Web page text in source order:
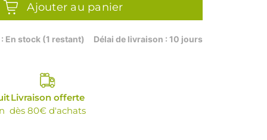
Ajouter au panier
En stock (1 restant) Délai de livraison : 10 jours
Livraison offerte
dès 80€ d'achats